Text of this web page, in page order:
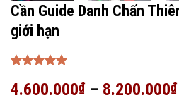
Cần Guide Danh Chấn
giới hạn
hạng55
4.600.000₫– 8.200.000₫